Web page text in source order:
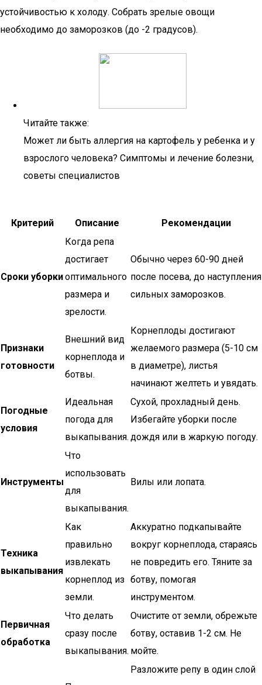
устойчивостью к холоду. Собрать зрелые овощи
необходимо до заморозков (до -2 градусов).
Читайте также:
Может ли быть аллергия на картофель у ребенка и у
взрослого человека? Симптомы и лечение болезни,
советы специалистов
Критерий Описание Рекомендации
Сроки уборки
Когда репа
достигает
оптимального
размера и
зрелости.
Обычно через 60-90 дней
после посева, до наступления
сильных заморозков.
Признаки
готовности
Внешний вид
корнеплода и
ботвы.
Корнеплоды достигают
желаемого размера (5-10 см
в диаметре), листья
начинают желтеть и увядать.
Погодные
условия
Идеальная
погода для
выкапывания.
Сухой, прохладный день.
Избегайте уборки после
дождя или в жаркую погоду.
Инструменты
Что
использовать
для
выкапывания.
Вилы или лопата.
Техника
выкапывания
Как
правильно
извлекать
корнеплод из
земли.
Аккуратно подкапывайте
вокруг корнеплода, стараясь
не повредить его. Тяните за
ботву, помогая
инструментом.
Первичная
обработка
Что делать
сразу после
выкапывания.
Очистите от земли, обрежьте
ботву, оставив 1-2 см. Не
мойте.
Разложите репу в один слой